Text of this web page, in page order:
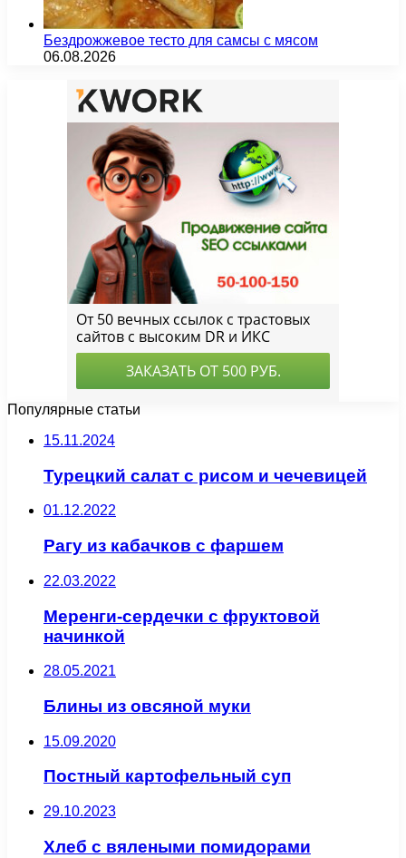
Бездрожжевое тесто для самсы с мясом
06.08.2026
Популярные статьи
15.11.2024
Турецкий салат с рисом и чечевицей
01.12.2022
Рагу из кабачков с фаршем
22.03.2022
Меренги-сердечки с фруктовой
начинкой
28.05.2021
Блины из овсяной муки
15.09.2020
Постный картофельный суп
29.10.2023
Хлеб с вялеными помидорами